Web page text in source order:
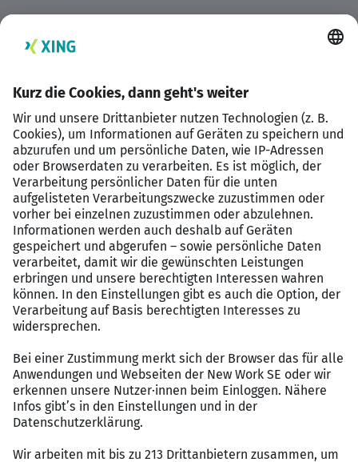
Bewältigung der anstehenden Arbeitsaufgaben
qualitätsgerechte Abarbeitung der Aufgaben
Durchführen der Belehrungen und
Unterweisungen von Mitarbeitenden
Koordinierung von Aus- und
Weiterbildungsmaßnahmen für die
Mitarbeitenden
Ausbildung von Lehrlingen im Bereich Schiffbau
und Schlosserei
Durchführen von Absprachen mit anderen
Das haben Sie im Gepäck
Abschluss als Meister oder eines äquivalenten
Abschlusses im Bereich Schiffbau / Stahlbau bzw.
die Bereitschaft, diesen Abschluss zu erlangen,